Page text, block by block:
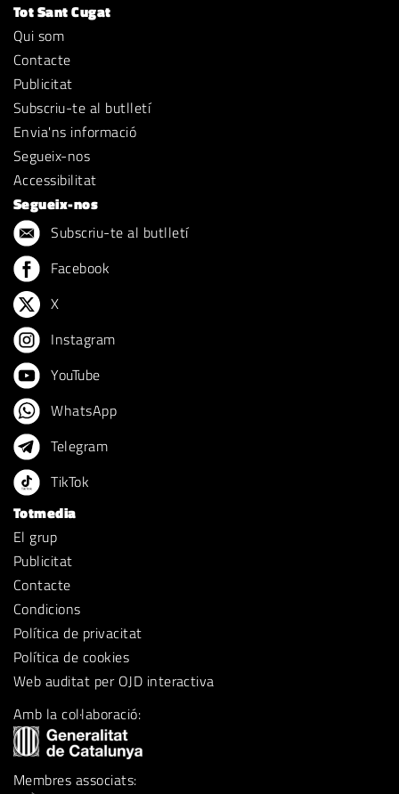
Tot Sant Cugat
Qui som
Contacte
Publicitat
Subscriu-te al butlletí
Envia'ns informació
Segueix-nos
Accessibilitat
Segueix-nos
Subscriu-te al butlletí
Facebook
X
Instagram
YouTube
WhatsApp
Telegram
TikTok
Totmedia
El grup
Publicitat
Contacte
Condicions
Política de privacitat
Política de cookies
Web auditat per OJD interactiva
Amb la col·laboració:
Membres associats: